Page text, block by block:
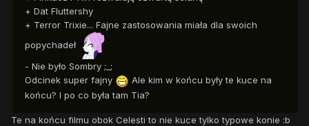
+ Dat Fluttershy
+ Terror Trixie... Fajne zastosowania miała dla swoich
popychadeł
- Nie było Sombry ;_;
Odcinek super fajny
Ale kim w końcu były te kuce na
końcu? I po co była tam Tia?
Te na końcu filmu obok Celesti to nie kuce tylko typowe konie :b